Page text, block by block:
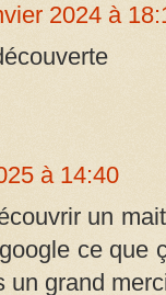
2024 à
à 14:40
un
ce que
un grand